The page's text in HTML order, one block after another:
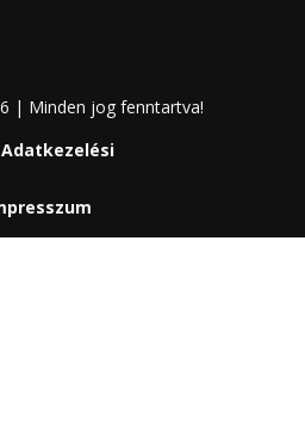
| Minden jog fenntartva!